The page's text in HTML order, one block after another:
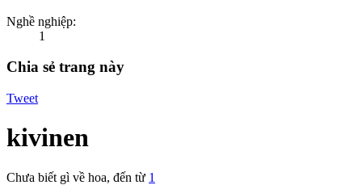
Nghề nghiệp:
1
Chia sẻ trang này
Tweet
kivinen
Chưa biết gì về hoa, đến từ 1